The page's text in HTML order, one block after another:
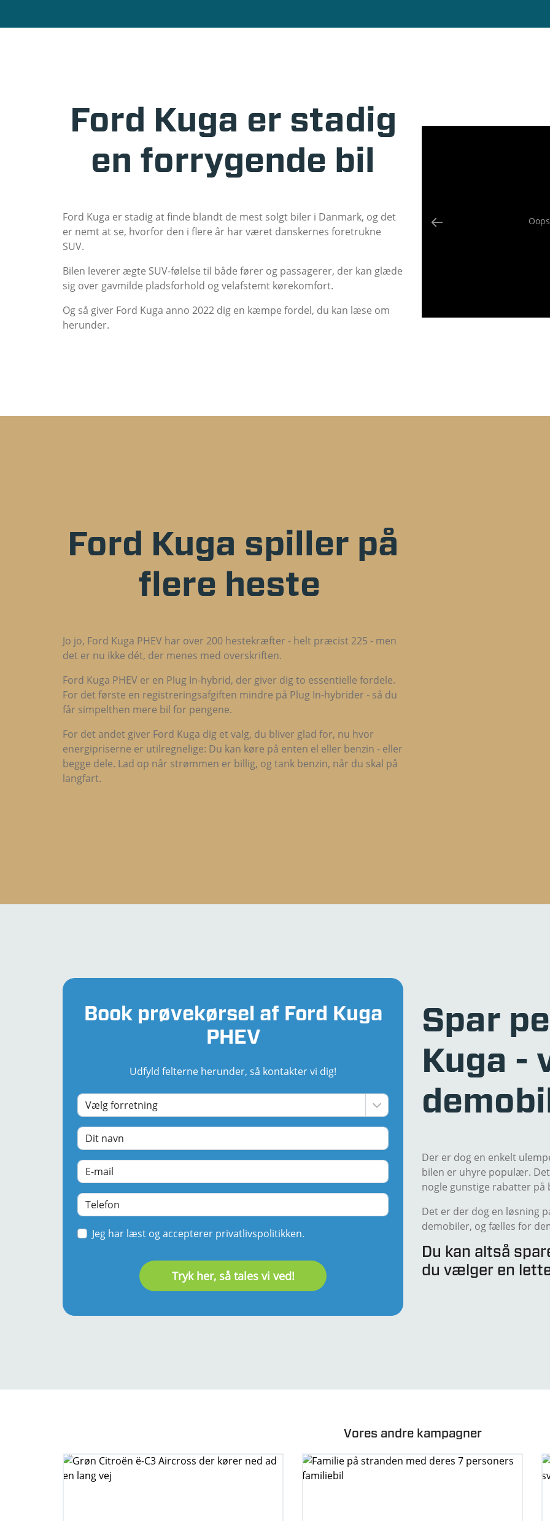
Ford Kuga er stadig
en forrygende bil
Ford Kuga er stadig at finde blandt de mest solgt biler i Danmark, og det
er nemt at se, hvorfor den i flere år har været danskernes foretrukne
SUV.
Bilen leverer ægte SUV-følelse til både fører og passagerer, der kan glæde
sig over gavmilde pladsforhold og velafstemt kørekomfort.
Og så giver Ford Kuga anno 2022 dig en kæmpe fordel, du kan læse om
herunder.
Ford Kuga spiller på
flere heste
Jo jo, Ford Kuga PHEV har over 200 hestekræfter - helt præcist 225 - men
det er nu ikke dét, der menes med overskriften.
Ford Kuga PHEV er en Plug In-hybrid, der giver dig to essentielle fordele.
For det første en registreringsafgiften mindre på Plug In-hybrider - så du
får simpelthen mere bil for pengene.
For det andet giver Ford Kuga dig et valg, du bliver glad for, nu hvor
energipriserne er utilregnelige: Du kan køre på enten el eller benzin - eller
begge dele. Lad op når strømmen er billig, og tank benzin, når du skal på
langfart.
Book prøvekørsel af Ford Kuga
PHEV
Udfyld felterne herunder, så kontakter vi dig!
Jeg har læst og accepterer privatlivspolitikken.
Spar
Kuga -
demobil
Der er dog en enkelt
bilen er uhyre populær.
nogle gunstige rabatter på
Det er der dog en løsning
demobiler, og fælles for
Du kan altså
du vælger en
Vores andre kampagner